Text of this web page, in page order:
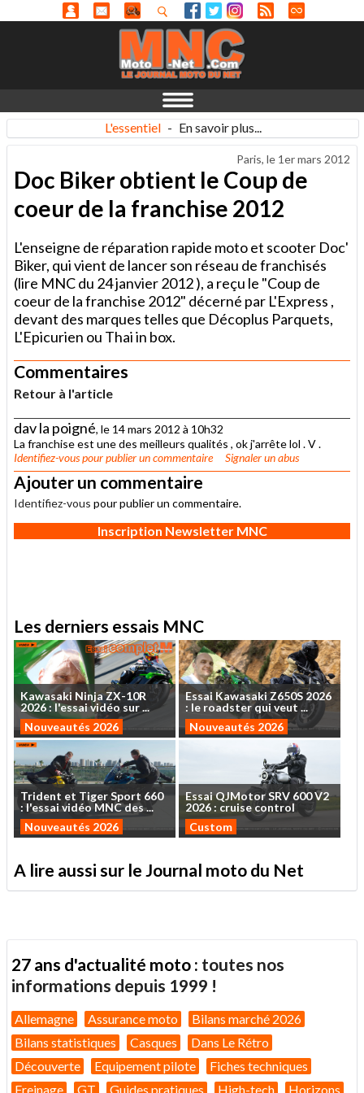
L'essentiel - En savoir plus...
Paris, le 1er mars 2012
Doc Biker obtient le Coup de
coeur de la franchise 2012
L'enseigne de réparation rapide moto et scooter Doc'
Biker, qui vient de lancer son réseau de franchisés
(lire MNC du 24 janvier 2012 ), a reçu le "Coup de
coeur de la franchise 2012" décerné par L'Express ,
devant des marques telles que Décoplus Parquets,
L'Epicurien ou Thai in box.
Commentaires
Retour à l'article
dav la poigné, le 14 mars 2012 à 10h32
La franchise est une des meilleurs qualités , ok j'arrête lol . V .
Identifiez-vouspour publier un commentaire Signaler un abus
Ajouter un commentaire
Identifiez-vous pour publier un commentaire.
Inscription Newsletter MNC
Les derniers essais MNC
Kawasaki NinjaZX-10R
2026: l'essaividéo sur...
Nouveautés 2026
Essai KawasakiZ650S 2026
: le roadsterquiveut ...
Nouveautés 2026
Trident et TigerSport 660
: l'essaividéoMNCdes...
Nouveautés 2026
EssaiQJMotorSRV 600V2
2026 : cruise control
Custom
A lire aussi sur le Journal moto du Net
27 ans d'actualité moto : toutes nos
informations depuis 1999 !
Allemagne Assurance moto
Bilans marché 2026
Bilans statistiques
Casques
Dans Le Rétro
Découverte
Equipement pilote
Fiches techniques
Freinage
GT Guides pratiques High-tech Horizons